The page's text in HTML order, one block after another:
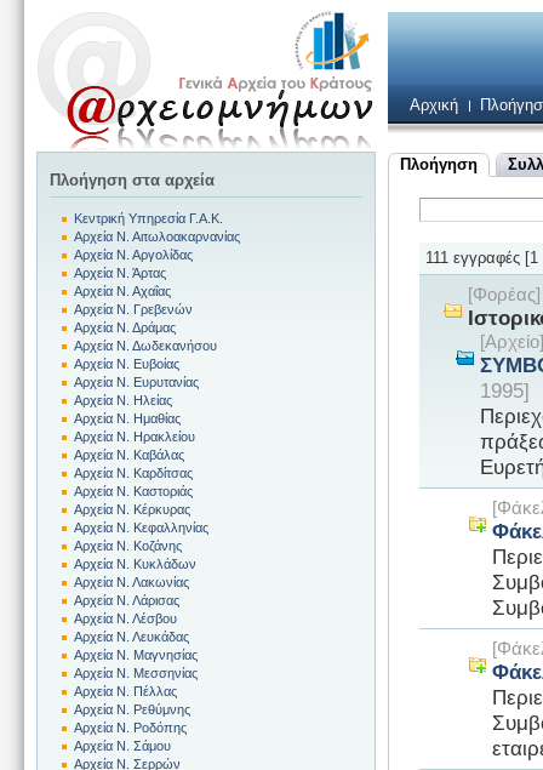
Αρχική
Πλοήγηση
111 εγγραφές
1995]
Πλοήγηση στα αρχεία
Κεντρική Υπηρεσία Γ.Α.Κ.
Αρχεία Ν. Αιτωλοακαρνανίας
Αρχεία Ν. Αργολίδας
Αρχεία Ν. Άρτας
Αρχεία Ν. Αχαΐας
Αρχεία Ν. Γρεβενών
Αρχεία Ν. Δράμας
Αρχεία Ν. Δωδεκανήσου
Αρχεία Ν. Ευβοίας
Αρχεία Ν. Ευρυτανίας
Αρχεία Ν. Ηλείας
Αρχεία Ν. Ημαθίας
Αρχεία Ν. Ηρακλείου
Αρχεία Ν. Καβάλας
Αρχεία Ν. Καρδίτσας
Αρχεία Ν. Καστοριάς
Αρχεία Ν. Κέρκυρας
Αρχεία Ν. Κεφαλληνίας
Αρχεία Ν. Κοζάνης
Αρχεία Ν. Κυκλάδων
Αρχεία Ν. Λακωνίας
Αρχεία Ν. Λάρισας
Αρχεία Ν. Λέσβου
Αρχεία Ν. Λευκάδας
Αρχεία Ν. Μαγνησίας
Αρχεία Ν. Μεσσηνίας
Αρχεία Ν. Πέλλας
Αρχεία Ν. Ρεθύμνης
Αρχεία Ν. Ροδόπης
Αρχεία Ν. Σάμου
Αρχεία Ν. Σερρών